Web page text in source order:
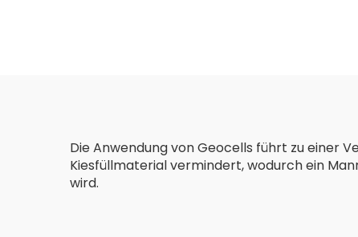
von Stützmauern
Die Anwendung von Geocells führt zu einer
Kiesfüllmaterial vermindert, wodurch ein
wird.